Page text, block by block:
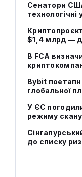
Сенатори
технологічні
$1,4 млрд —
В FCA
Bybit
глобальної
У ЄС
режиму
до списку